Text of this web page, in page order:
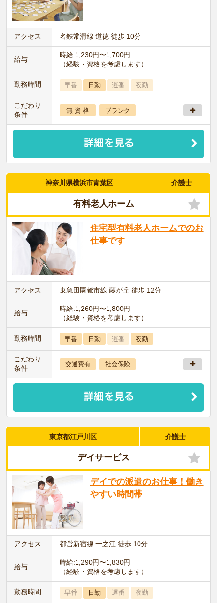
アクセス 名鉄常滑線 道徳 徒歩 10分
給与
時給:1,230円〜1,700円
（経験・資格を考慮します）
勤務時間 早番 日勤 遅番 夜勤
こだわり
条件
無 資 格 ブランク
神奈川県横浜市青葉区 介護士
有料老人ホーム
住宅型有料老人ホームでのお
仕事です
アクセス 東急田園都市線 藤が丘 徒歩 12分
給与
時給:1,260円〜1,800円
（経験・資格を考慮します）
勤務時間 早番 日勤 遅番 夜勤
こだわり
条件
交通費有 社会保険
東京都江戸川区 介護士
デイサービス
デイでの派遣のお仕事！働き
やすい時間帯
アクセス 都営新宿線 一之江 徒歩 10分
給与
時給:1,290円〜1,830円
（経験・資格を考慮します）
勤務時間 早番 日勤 遅番 夜勤